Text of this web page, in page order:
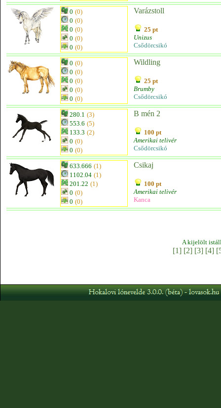
0 (0)
0 (0)
0 (0)
0 (0)
0 (0)
Varázstoll
25 pt
Unizus
Csődörcsikó
0 (0)
0 (0)
0 (0)
0 (0)
0 (0)
Wildling
25 pt
Brumby
Csődörcsikó
280.1 (3)
553.6 (5)
133.3 (2)
0 (0)
0 (0)
B mén 2
100 pt
Amerikai telivér
Csődörcsikó
633.666 (1)
1102.04 (1)
201.22 (1)
0 (0)
0 (0)
Csikaj
100 pt
Amerikai telivér
Kanca
A kijelölt
[1] [2] [3] [4]